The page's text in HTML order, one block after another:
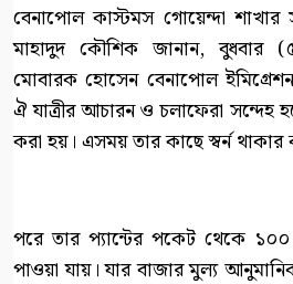
বেনাপোল কাস্টমস গোয়েন্দা
মাহাদুদ কৌশিক জানান, বুধবার
মোবারক হোসেন বেনাপোল
ঐ যাত্রীর আচারন ও চলাফেরা সন্দেহ
করা হয়। এসময় তার কাছে স্বর্ন থাকার
পরে তার প্যান্টের পকেট থেকে ১০০
পাওয়া যায়। যার বাজার মুল্য